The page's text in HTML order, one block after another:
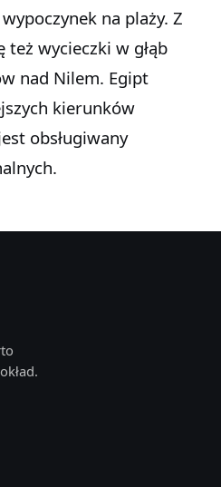
na plaży. Z
wycieczki w głąb
nad Nilem. Egipt
kierunków
obsługiwany